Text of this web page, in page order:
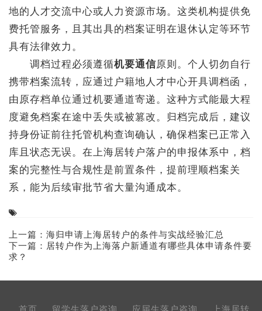
地的人才交流中心或人力资源市场。这类机构提供免
费托管服务，且其出具的档案证明在退休认定等环节
具有法律效力。
调档过程必须遵循机要通信原则。个人切勿自行
携带档案流转，应通过户籍地人才中心开具调档函，
由原存档单位通过机要通道寄递。这种方式能最大程
度避免档案在途中丢失或被篡改。归档完成后，建议
持身份证前往托管机构查询确认，确保档案已正常入
库且状态无误。在上海居转户落户的申报体系中，档
案的完整性与合规性是前置条件，提前理顺档案关
系，能为后续审批节省大量沟通成本。
上一篇： 海归申请上海居转户的条件与实战经验汇总
下一篇： 居转户作为上海落户新通道有哪些具体申请条件要
求？